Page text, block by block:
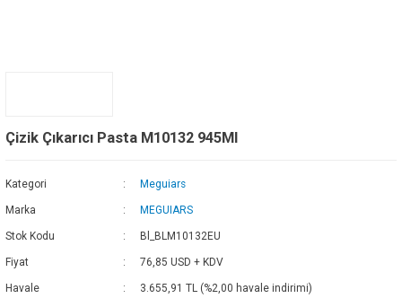
Çizik Çıkarıcı Pasta M10132 945Ml
Kategori Meguiars
Marka MEGUIARS
Stok Kodu Bl_BLM10132EU
Fiyat 76,85 USD + KDV
Havale 3.655,91 TL (%2,00 havale indirimi)